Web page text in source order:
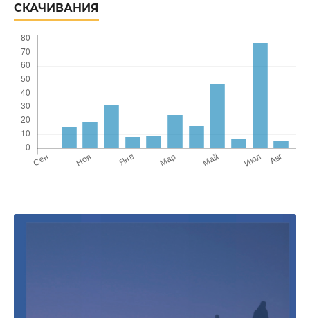
СКАЧИВАНИЯ